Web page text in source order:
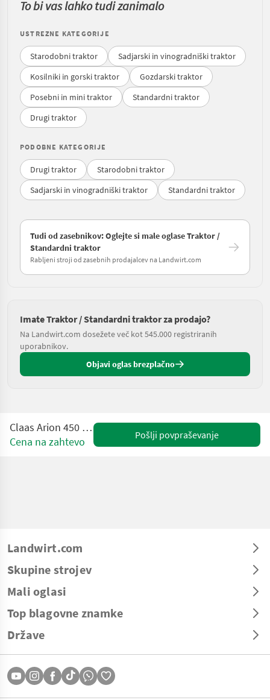
To bi vas lahko tudi zanimalo
USTREZNE KATEGORIJE
Starodobni traktor
Sadjarski in vinogradniški traktor
Kosilniki in gorski traktor
Gozdarski traktor
Posebni in mini traktor
Standardni traktor
Drugi traktor
PODOBNE KATEGORIJE
Drugi traktor
Starodobni traktor
Sadjarski in vinogradniški traktor
Standardni traktor
Tudi od zasebnikov: Oglejte si male oglase Traktor /
Standardni traktor
Rabljeni stroji od zasebnih prodajalcev na Landwirt.com
Imate Traktor / Standardni traktor za prodajo?
Na Landwirt.com dosežete več kot 545.000 registriranih
uporabnikov.
Objavi oglas brezplačno
Claas Arion 450 Stage V (CIS)
Cena na zahtevo
Pošlji povpraševanje
Landwirt.com
Skupine strojev
Mali oglasi
Top blagovne znamke
Države